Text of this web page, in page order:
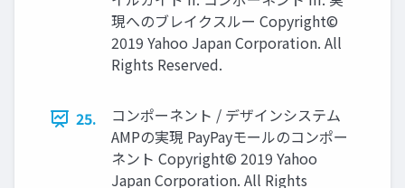
現へのブレイクスルー Copyright©
2019 Yahoo Japan Corporation. All
Rights Reserved.
25.
コンポーネント / デザインシステム
AMPの実現 PayPayモールのコンポー
ネント Copyright© 2019 Yahoo
Japan Corporation. All Rights